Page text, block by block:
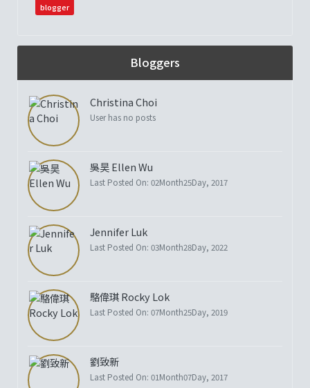
blogger
Bloggers
Christina Choi
User has no posts
吳昊 Ellen Wu
Last Posted On: 02Month25Day, 2017
Jennifer Luk
Last Posted On: 03Month28Day, 2022
駱偉琪 Rocky Lok
Last Posted On: 07Month25Day, 2019
劉致新
Last Posted On: 01Month07Day, 2017